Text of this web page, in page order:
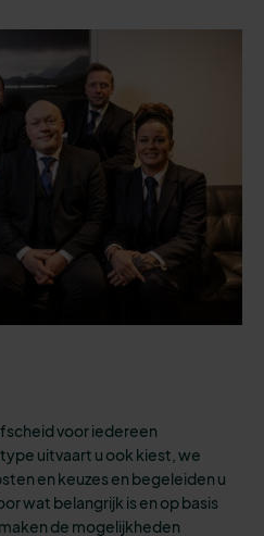
voor iedereen
uitvaart u ook kiest, we
en keuzes en begeleiden u
wat belangrijk isen op basis
de mogelijkheden